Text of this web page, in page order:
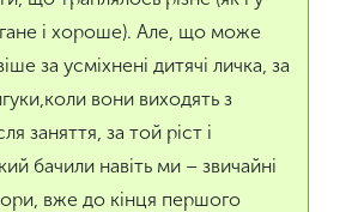
і хороше). Але, що може
за усміхнені дитячі личка, за
вони виходять з
заняття, за той ріст і
бачили навіть ми – звичайні
вже до кінця першого